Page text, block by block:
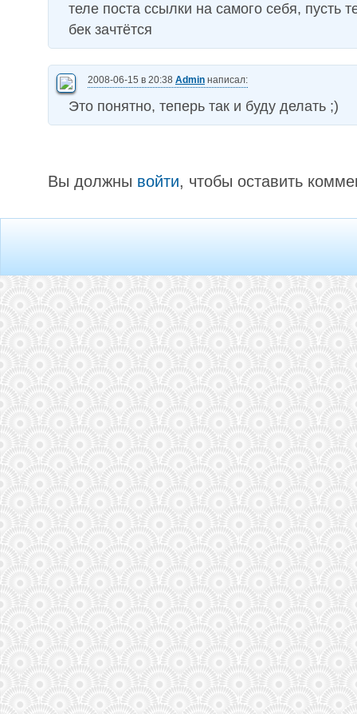
теле поста ссылки на самого себя, пусть
бек зачтётся
2008-06-15 в 20:38 Admin написал:
Это понятно, теперь так и буду делать ;)
Вы должны войти, чтобы оставить